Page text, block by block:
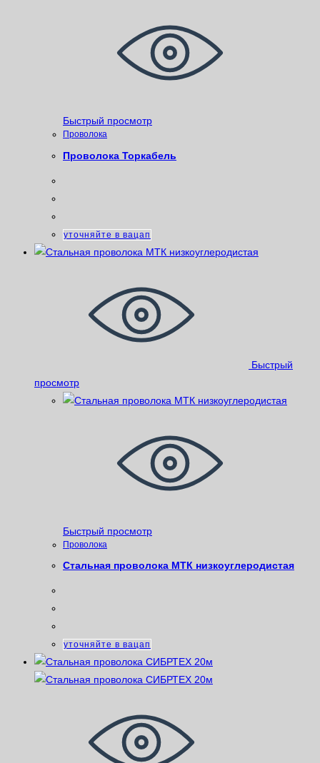
Быстрый просмотр
Проволока
Проволока Торкабель
уточняйте в вацап
Быстрый
просмотр
Быстрый просмотр
Проволока
Стальная проволока МТК низкоуглеродистая
уточняйте в вацап